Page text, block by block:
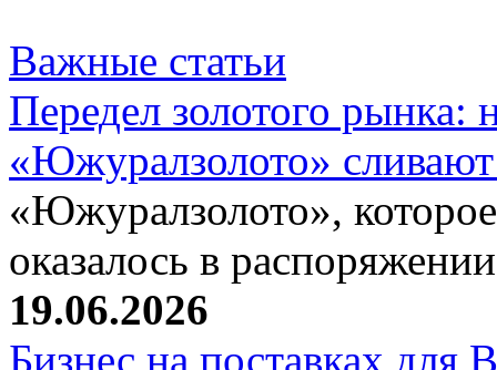
Важные статьи
Передел золотого рынка:
«Южуралзолото»
«Южуралзолото»,
оказалось в
19.06.2026
Бизнес на поставках